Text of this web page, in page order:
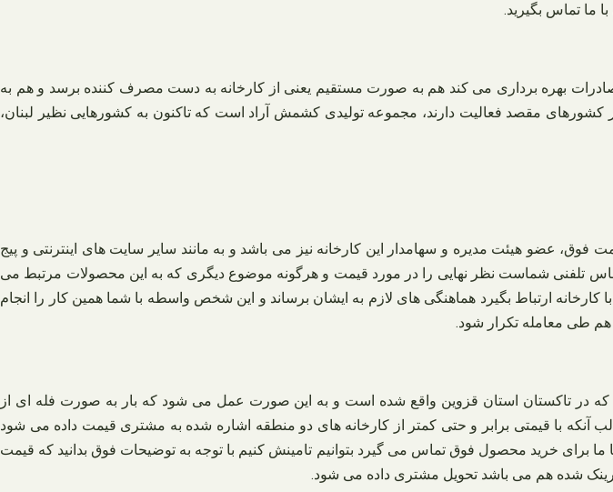
ما تماس بگیرید.
بهره‌ برداری می‌ کند هم به صورت مستقیم یعنی از کارخانه به دست مصرف کننده برسد و هم به
مقصد فعالیت دارند، مجموعه تولیدی کشمش آراد است که تاکنون به کشورهایی نظیر لبنان،
عضو هیئت مدیره و سهامدار این کارخانه نیز می‌ باشد و به مانند سایر سایت‌ های اینترنتی و پیج‌
شماست نظر نهایی را در مورد قیمت و هرگونه موضوع دیگری که به این محصولات مرتبط می‌
ارتباط بگیرد هماهنگی‌ های لازم به ایشان برساند و این شخص واسطه با شما همین کار را انجام
طی معامله تکرار شود.
در این مجموعه که در تاکستان استان قزوین واقع شده است و به این صورت عمل می‌ شود که بار به صورت فله‌ ای از
با قیمتی برابر و حتی کمتر از کارخانه‌ های دو منطقه اشاره شده به مشتری قیمت داده می‌ شود
خرید محصول فوق تماس می‌ گیرد بتوانیم تامینش کنیم با توجه به توضیحات فوق بدانید که قیمت